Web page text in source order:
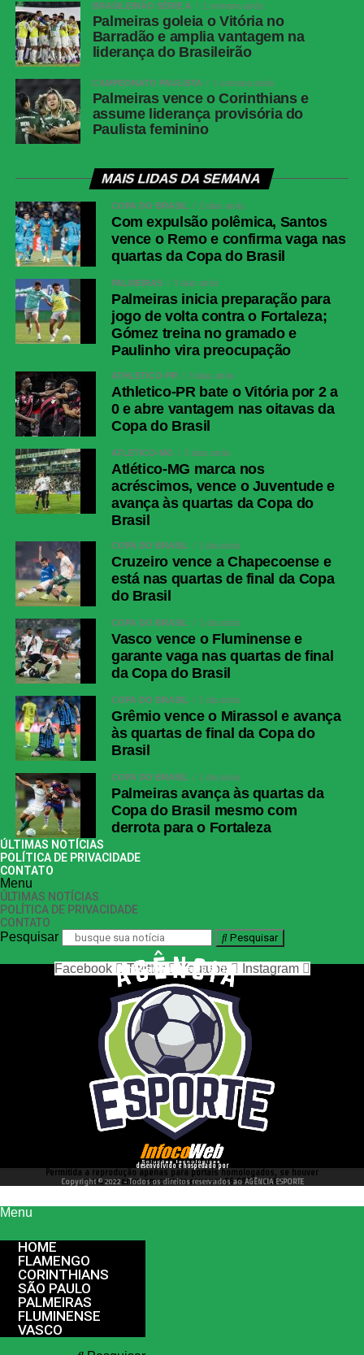
BRASILEIRÃO SÉRIE A 1 semana atrás
Palmeiras goleia o Vitória no
Barradão e amplia vantagem na
liderança do Brasileirão
CAMPEONATO PAULISTA 1 semana atrás
Palmeiras vence o Corinthians e
assume liderança provisória do
Paulista feminino
MAIS LIDAS DA SEMANA
COPA DO BRASIL 2 dias atrás
Com expulsão polêmica, Santos
vence o Remo e confirma vaga nas
quartas da Copa do Brasil
PALMEIRAS 3 dias atrás
Palmeiras inicia preparação para
jogo de volta contra o Fortaleza;
Gómez treina no gramado e
Paulinho vira preocupação
ATHLETICO-PR 3 dias atrás
Athletico-PR bate o Vitória por 2 a
0 e abre vantagem nas oitavas da
Copa do Brasil
ATLÉTICO-MG 2 dias atrás
Atlético-MG marca nos
acréscimos, vence o Juventude e
avança às quartas da Copa do
Brasil
COPA DO BRASIL 1 dia atrás
Cruzeiro vence a Chapecoense e
está nas quartas de final da Copa
do Brasil
COPA DO BRASIL 1 dia atrás
Vasco vence o Fluminense e
garante vaga nas quartas de final
da Copa do Brasil
COPA DO BRASIL 1 dia atrás
Grêmio vence o Mirassol e avança
às quartas de final da Copa do
Brasil
COPA DO BRASIL 1 dia atrás
Palmeiras avança às quartas da
Copa do Brasil mesmo com
derrota para o Fortaleza
ÚLTIMAS NOTÍCIAS
POLÍTICA DE PRIVACIDADE
CONTATO
Menu
ÚLTIMAS NOTÍCIAS
POLÍTICA DE PRIVACIDADE
CONTATO
Pesquisar Pesquisar
nos siga nas redes sociais
Facebook Twitter Youtube Instagram
desenvolvido e hospedado por
Permitida a reprodução apenas para portais homologados, se houver
interesse entre em contato conosco 66 99977 4262
Copyright © 2022 - Todos os direitos reservados ao AGÊNCIA ESPORTE
Menu
HOME
FLAMENGO
CORINTHIANS
SÃO PAULO
PALMEIRAS
FLUMINENSE
VASCO